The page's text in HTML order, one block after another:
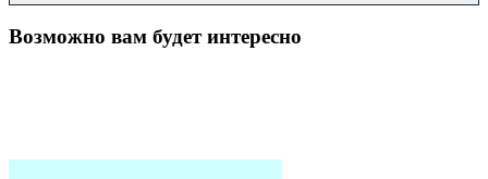
Возможно вам будет интересно